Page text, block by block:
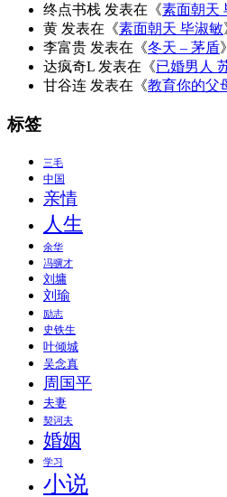
终点书栈 发表在《素面朝天
黄 发表在《素面朝天 毕淑敏
李富贵 发表在《冬天 – 茅盾》
达疯奇L 发表在《已婚男人
甘谷连 发表在《教育你的父
标签
三毛
中国
亲情
人生
余华
冯骥才
刘墉
刘瑜
励志
史铁生
叶倾城
吴念真
周国平
夫妻
契诃夫
婚姻
学习
小说